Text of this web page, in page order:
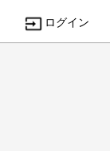
ログイン